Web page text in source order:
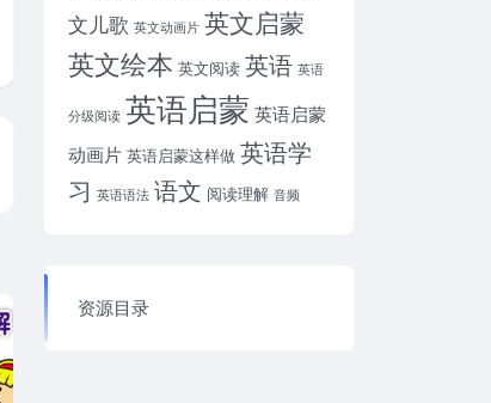
文儿歌 英文动画片 英文启蒙
英文绘本 英文阅读 英语 英语
分级阅读 英语启蒙 英语启蒙
动画片 英语启蒙这样做 英语学
习 英语语法 语文 阅读理解 音频
资源目录